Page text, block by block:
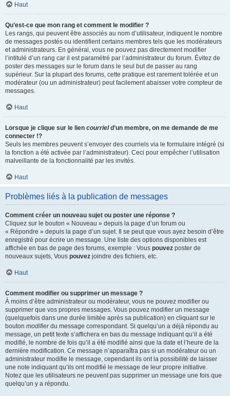
Haut
Qu’est-ce que mon rang et comment le modifier ?
Les rangs, qui peuvent être associés au nom d’utilisateur, indiquent le nombre
de messages postés ou identifient certains membres tels que les modérateurs
et administrateurs. En général, vous ne pouvez pas directement modifier
l’intitulé d’un rang car il est paramétré par l’administrateur du forum. Évitez de
poster des messages sur le forum dans le seul but de passer au rang
supérieur. Sur la plupart des forums, cette pratique est rarement tolérée et un
modérateur (ou un administrateur) peut facilement abaisser votre compteur de
messages.
Haut
Lorsque je clique sur le lien courrield’un membre, on me demande de me
connecter !?
Seuls les membres peuvent s’envoyer des courriels via le formulaire intégré (si
la fonction a été activée par l’administrateur). Ceci pour empêcher l’utilisation
malveillante de la fonctionnalité par les invités.
Haut
Problèmes liés à la publication de messages
Comment créer un nouveau sujet ou poster une réponse ?
Cliquez sur le bouton « Nouveau » depuis la page d’un forum ou
« Répondre » depuis la page d’un sujet. Il se peut que vous ayez besoin d’être
enregistré pour écrire un message. Une liste des options disponibles est
affichée en bas de page des forums, exemple : Vous pouvez poster de
nouveaux sujets, Vous pouvez joindre des fichiers, etc.
Haut
Comment modifier ou supprimer un message ?
À moins d’être administrateur ou modérateur, vous ne pouvez modifier ou
supprimer que vos propres messages. Vous pouvez modifier un message
(quelquefois dans une durée limitée après sa publication) en cliquant sur le
bouton modifierdu message correspondant. Si quelqu’un a déjà répondu au
message, un petit texte s’affichera en bas du message indiquant qu’il a été
modifié, le nombre de fois qu’il a été modifié ainsi que la date et l’heure de la
dernière modification. Ce message n’apparaîtra pas si un modérateur ou un
administrateur modifie le message, cependant ils ont la possibilité de laisser
une note indiquant qu’ils ont modifié le message de leur propre initiative.
Notez que les utilisateurs ne peuvent pas supprimer un message une fois que
quelqu’un y a répondu.